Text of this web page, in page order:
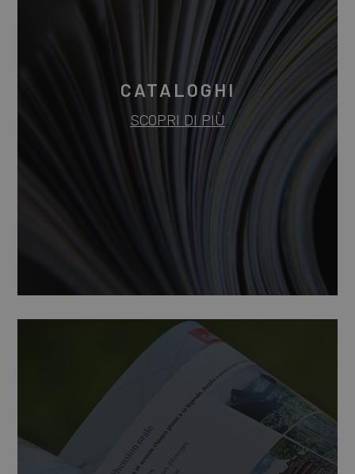
CATALOGHI
SCOPRI DI PIÙ